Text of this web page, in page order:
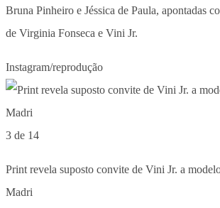
Bruna Pinheiro e Jéssica de Paula, apontadas
de Virginia Fonseca e Vini Jr.
Instagram/reprodução
3 de 14
Print revela suposto convite de Vini Jr. a
Madri